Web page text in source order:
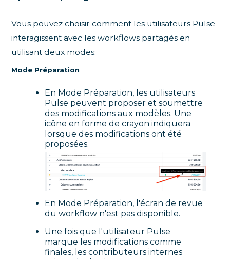
Vous pouvez choisir comment les utilisateurs Pulse
interagissent avec les workflows partagés en
utilisant deux modes:
Mode Préparation
En Mode Préparation, les utilisateurs
Pulse peuvent proposer et soumettre
des modifications aux modèles. Une
icône en forme de crayon indiquera
lorsque des modifications ont été
proposées.
En Mode Préparation, l'écran de revue
du workflow n'est pas disponible.
Une fois que l'utilisateur Pulse
marque les modifications comme
finales, les contributeurs internes